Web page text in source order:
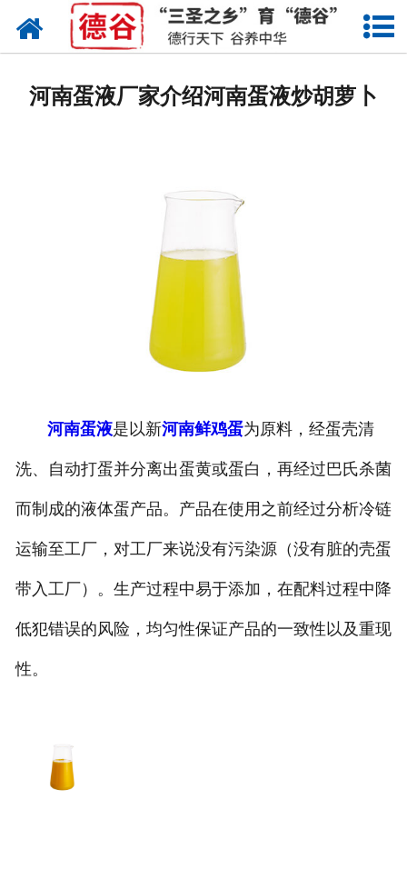
网站首页
河南蛋液厂家介绍河南蛋液炒胡萝卜
河南蛋液是以新河南鲜鸡蛋为原料，经蛋壳清
洗、自动打蛋并分离出蛋黄或蛋白，再经过巴氏杀菌
而制成的液体蛋产品。产品在使用之前经过分析冷链
运输至工厂，对工厂来说没有污染源（没有脏的壳蛋
带入工厂）。生产过程中易于添加，在配料过程中降
低犯错误的风险，均匀性保证产品的一致性以及重现
性。